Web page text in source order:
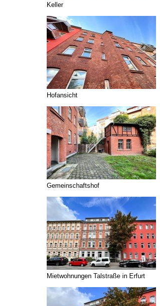
Keller
Hofansicht
Gemeinschaftshof
Mietwohnungen Talstraße in Erfurt